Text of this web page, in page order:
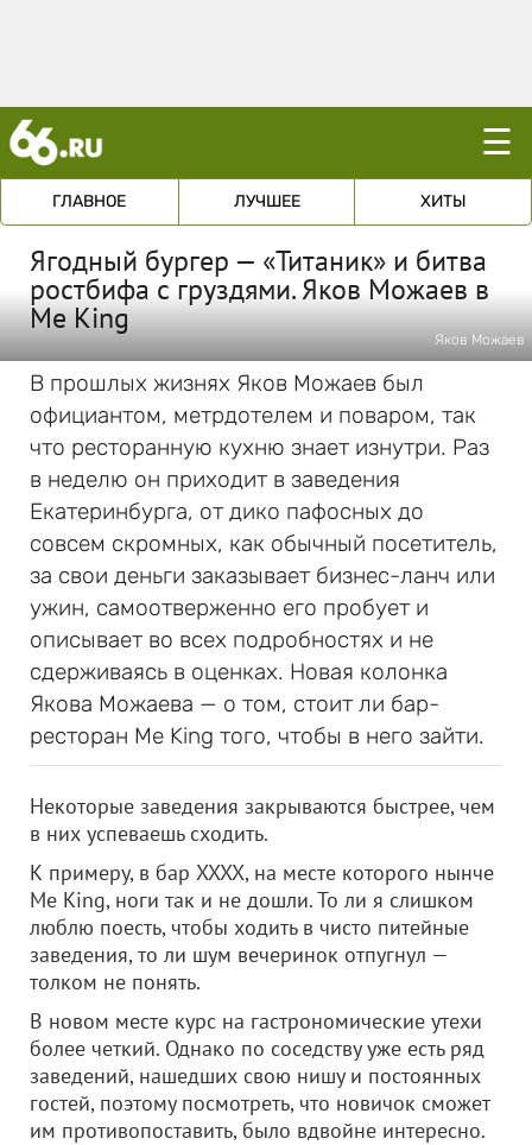
☰
ГЛАВНОЕ ЛУЧШЕЕ ХИТЫ
Ягодный бургер — «Титаник» и битва
ростбифа с груздями. Яков Можаев в
Me King
Яков Можаев
В прошлых жизнях Яков Можаев был
официантом, метрдотелем и поваром, так
что ресторанную кухню знает изнутри. Раз
в неделю он приходит в заведения
Екатеринбурга, от дико пафосных до
совсем скромных, как обычный посетитель,
за свои деньги заказывает бизнес-ланч или
ужин, самоотверженно его пробует и
описывает во всех подробностях и не
сдерживаясь в оценках. Новая колонка
Якова Можаева — о том, стоит ли бар-
ресторан Me King того, чтобы в него зайти.
Некоторые заведения закрываются быстрее, чем
в них успеваешь сходить.
К примеру, в бар XXXX, на месте которого нынче
Me King, ноги так и не дошли. То ли я слишком
люблю поесть, чтобы ходить в чисто питейные
заведения, то ли шум вечеринок отпугнул —
толком не понять.
В новом месте курс на гастрономические утехи
более четкий. Однако по соседству уже есть ряд
заведений, нашедших свою нишу и постоянных
гостей, поэтому посмотреть, что новичок сможет
им противопоставить, было вдвойне интересно.